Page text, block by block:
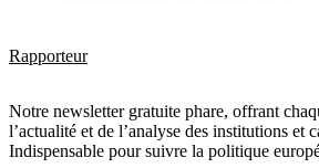
Rapporteur
Notre newsletter gratuite phare, offrant
l’actualité et de l’analyse des institutions et
Indispensable pour suivre la politique